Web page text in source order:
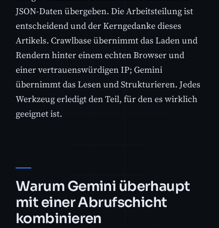
JSON-Daten übergeben. Die Arbeitsteilung ist
entscheidend und der Kerngedanke dieses
Artikels. Crawlbase übernimmt das Laden und
Rendern hinter einem echten Browser und
einer vertrauenswürdigen IP; Gemini
übernimmt das Lesen und Strukturieren. Jedes
Werkzeug erledigt den Teil, für den es wirklich
geeignet ist.
Warum Gemini überhaupt
mit einer Abrufschicht
kombinieren